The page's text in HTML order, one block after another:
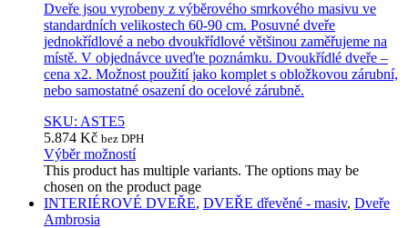
Dveře jsou vyrobeny z výběrového smrkového masivu ve
standardních velikostech 60-90 cm. Posuvné dveře
jednokřídlové a nebo dvoukřídlové většinou zaměřujeme na
místě. V objednávce uveďte poznámku. Dvoukřídlé dveře –
cena x2. Možnost použití jako komplet s obložkovou zárubní,
nebo samostatné osazení do ocelové zárubně.
SKU: ASTE5
5.874 Kč bez DPH
Výběr možností
This product has multiple variants. The options may be
chosen on the product page
INTERIÉROVÉ DVEŘE, DVEŘE dřevěné - masiv, Dveře
Ambrosia